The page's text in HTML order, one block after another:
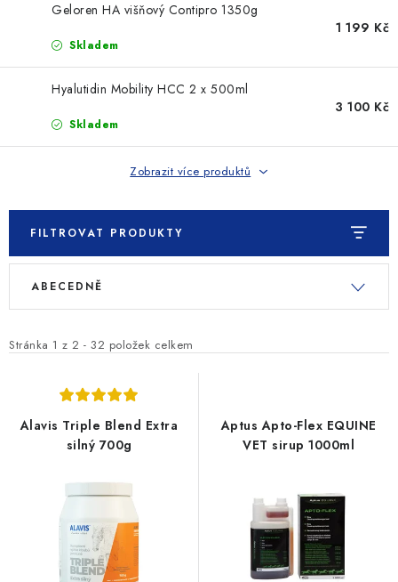
Geloren HA višňový Contipro 1350g
Skladem
1 199 Kč
Hyalutidin Mobility HCC 2 x 500ml
Skladem
3 100 Kč
Zobrazit více produktů
FILTROVAT PRODUKTY
V
i
Stránka 1 z 2 - 32 položek celkem
Ř
e
p
ABECEDNĚ
Alavis Triple Blend Extra
silný 700g
Aptus Apto-Flex EQUINE
VET sirup 1000ml